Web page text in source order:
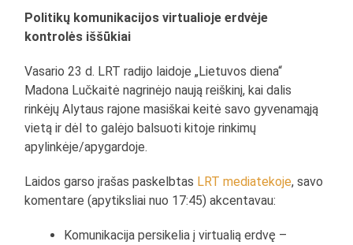
Politikų komunikacijos virtualioje erdvėje
kontrolės iššūkiai
Vasario 23 d. LRT radijo laidoje „Lietuvos diena“
Madona Lučkaitė nagrinėjo naują reiškinį, kai dalis
rinkėjų Alytaus rajone masiškai keitė savo gyvenamąją
vietą ir dėl to galėjo balsuoti kitoje rinkimų
apylinkėje/apygardoje.
Laidos garso įrašas paskelbtas LRT mediatekoje, savo
komentare (apytiksliai nuo 17:45) akcentavau:
Komunikacija persikelia į virtualią erdvę –